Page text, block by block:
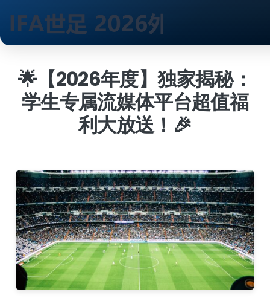
🌟【2026年度】独家揭秘：
学生专属流媒体平台超值福
利大放送！🎉